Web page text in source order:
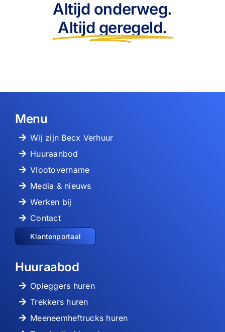
Altijd onderweg.
Altijd geregeld.
Menu
Wij zijn Becx Verhuur
Huuraanbod
Vlootovername
Media & nieuws
Werken bij
Contact
Klantenportaal
Huuraabod
Opleggers huren
Trekkers huren
Meeneemheftrucks huren